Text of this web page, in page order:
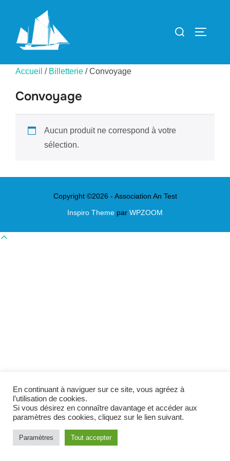
contenu
Rechercher :
Accueil / Billetterie / Convoyage
Convoyage
Aucun produit ne correspond à votre
sélection.
Copyright ©2026 - Association An Test
Inspiro Theme par WPZOOM
En continuant à naviguer sur ce site, vous agréez à
l’utilisation de cookies.
Si vous désirez en connaître davantage et accéder aux
paramètres des cookies, cliquez sur le lien suivant.
Paramètres Tout accepter